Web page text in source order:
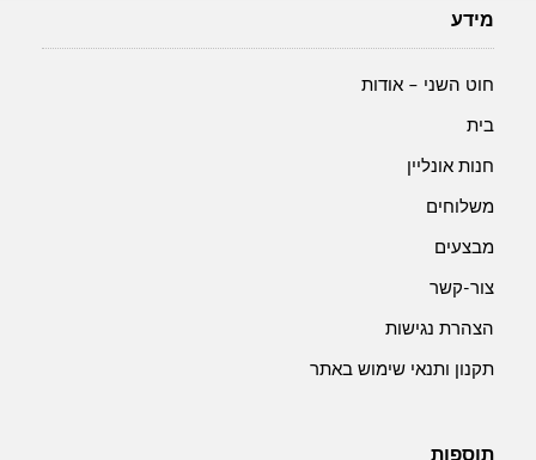
מידע
חוט השני – אודות
בית
חנות אונליין
משלוחים
מבצעים
צור-קשר
הצהרת נגישות
תקנון ותנאי שימוש באתר
תוספות